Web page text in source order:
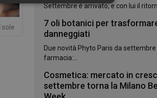
sole
Settembre è arrivato, e con lui il
7 oli botanici per
danneggiati
Due novità Phyto Paris da settembre
farmacia:...
Cosmetica: mercato in
settembre torna la Milano
la navigazione sulle pagine